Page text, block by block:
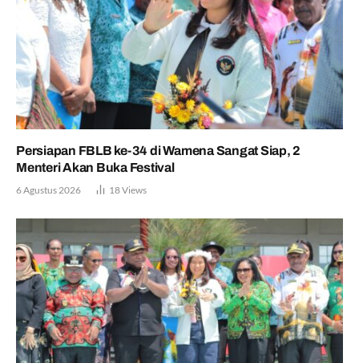
Persiapan FBLB ke-34 di Wamena Sangat Siap, 2
Menteri Akan Buka Festival
6 Agustus 2026 18Views